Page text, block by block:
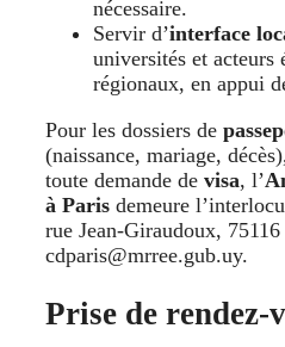
nécessaire.
Servir d’interface
universités et acteurs
régionaux, en appui
Pour les dossiers de
(naissance, mariage,
toute demande de visa, l’
à Paris demeure
rue Jean-Giraudoux,
cdparis@mrree.gub.uy.
Prise de rendez-